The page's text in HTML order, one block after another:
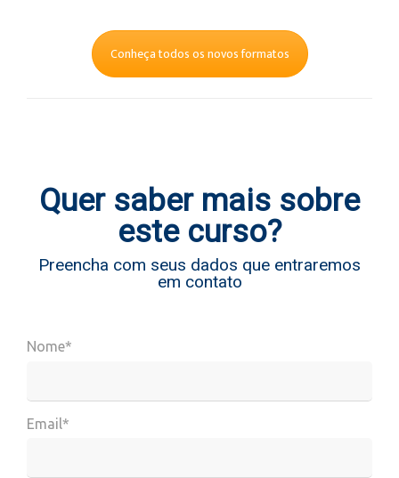
Conheça todos os novos formatos
Quer saber mais sobre
este curso?
Preencha com seus dados que entraremos
em contato
Nome*
Email*